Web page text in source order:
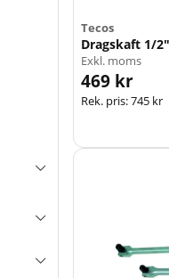
Tecos
Dragskaft 1/
Exkl. moms
469 kr
Rek. pris:745 kr